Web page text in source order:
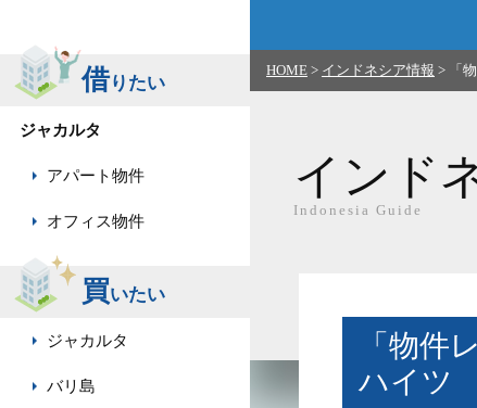
借りたい
ジャカルタ
アパート物件
オフィス物件
買いたい
ジャカルタ
バリ島
HOME > インドネシア情報 > 「
インド
Indonesia Guide
「物件
ハイツ